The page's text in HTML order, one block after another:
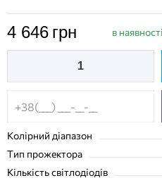
4 646 грн в наявності
Колірний діапазон
Тип прожектора
Кількість світлодіодів